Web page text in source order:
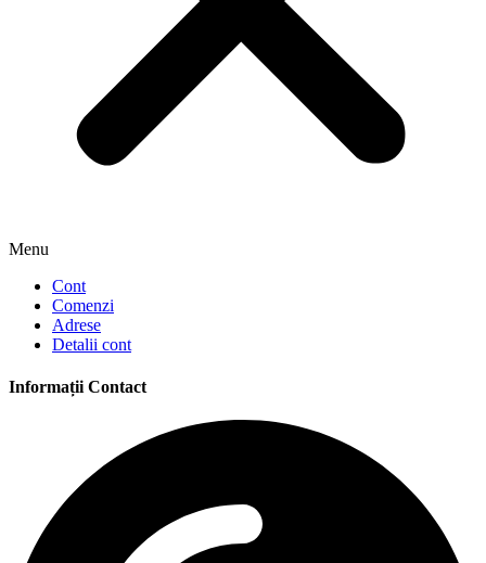
Menu
Cont
Comenzi
Adrese
Detalii cont
Informații Contact